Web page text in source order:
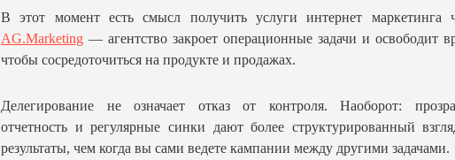
В этот момент есть смысл получить услуги интернет маркетинга
AG.Marketing — агентство закроет операционные задачи и освободит
чтобы сосредоточиться на продукте и продажах.
Делегирование не означает отказ от контроля. Наоборот:
отчетность и регулярные синки дают более структурированный
результаты, чем когда вы сами ведете кампании между другими задачами.